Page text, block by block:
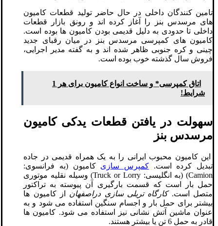
تامین کنندگان داخلی در حال حاضر تولید قطعات کامیون
های مرسدس بنز را آغاز کرده اند و رونق بازار قطعات
داخلی تا حدودی به دلیل قدیمی بودن کامیون ها بوده است.
کامیون های کمپرسی مرسدس بنز در میان رقبای جدید
چینی و کره جنوبی ظاهر شده اند و به گفته مدیر اجرایی،
فروش سال گذشته خوب بوده است.
اتاق کمپرسی* و ساخت انواع کامیون برای هر 1
شرایط!
سهولت در یافتن قطعات یدکی کامیون
مرسدس بنز
این کامیون محبوب ایرانی را به یک همراه قدیمی در جاده
تبدیل کرده است.کمپرس سازی کامیون (به فرانسوی:
Camion) (به انگلیسی: Truck or Lorry) وسیله نقلیه موتوری
حمل بار است که قسمت بارگیری آن پیوسته به تراکتور
متصل است.کارگاه تریلی سازی دراصفهان از کامیون ها
بیشتر برای حمل بار و اجسام سنگین استفاده می شود و به
عنوان ماشین آتش نشانی نیز استفاده می شود. کامیون ها
قادر به حمل 6 تن یا بیشتر هستند.